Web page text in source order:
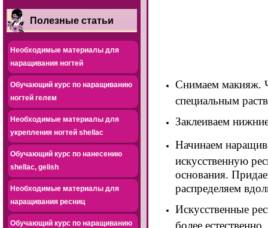
Полезные статьи
Необходимые материалы для
наращивания ногтей
Обучающий курс по наращиванию
ногтей гелем
Необходимые материалы для
укрепления ногтей shellac
Обучающий курс по нанесению
shellac, gelish
Необходимые материалы для
наращивания ресниц
Обучающий курс по наращиванию
Снимаем макияж.
специальным
Заклеиваем
Начинаем
искусственную
основания.
распределяем
Искусственные
более